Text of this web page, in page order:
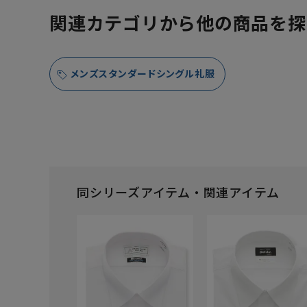
関連カテゴリから他の商品を
メンズスタンダードシングル礼服
同シリーズアイテム・関連アイテム